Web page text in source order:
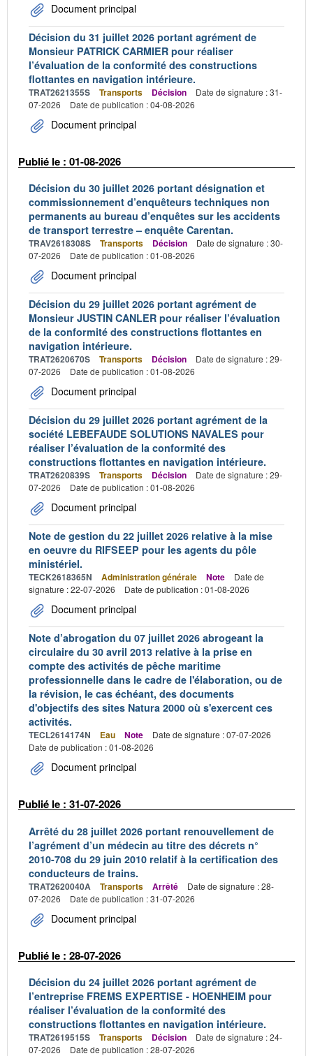
Document principal
Décision du 31 juillet 2026 portant agrément de
Monsieur PATRICK CARMIER pour réaliser
l’évaluation de la conformité des constructions
flottantes en navigation intérieure.
TRAT2621355S Transports Décision
Date de signature : 31-
07-2026
Date de publication : 04-08-2026
Document principal
Publié le : 01-08-2026
Décision du 30 juillet 2026 portant désignation et
commissionnement d’enquêteurs techniques non
permanents au bureau d’enquêtes sur les accidents
de transport terrestre – enquête Carentan.
TRAV2618308S Transports Décision
Date de signature : 30-
07-2026
Date de publication : 01-08-2026
Document principal
Décision du 29 juillet 2026 portant agrément de
Monsieur JUSTIN CANLER pour réaliser l’évaluation
de la conformité des constructions flottantes en
navigation intérieure.
TRAT2620670S Transports Décision
Date de signature : 29-
07-2026
Date de publication : 01-08-2026
Document principal
Décision du 29 juillet 2026 portant agrément de la
société LEBEFAUDE SOLUTIONS NAVALES pour
réaliser l’évaluation de la conformité des
constructions flottantes en navigation intérieure.
TRAT2620839S Transports Décision
Date de signature : 29-
07-2026
Date de publication : 01-08-2026
Document principal
Note de gestion du 22 juillet 2026 relative à la mise
en oeuvre du RIFSEEP pour les agents du pôle
ministériel.
TECK2618365N Administration générale Note
Date de
signature : 22-07-2026
Date de publication : 01-08-2026
Document principal
Note d’abrogation du 07 juillet 2026 abrogeant la
circulaire du 30 avril 2013 relative à la prise en
compte des activités de pêche maritime
professionnelle dans le cadre de l'élaboration, ou de
la révision, le cas échéant, des documents
d'objectifs des sites Natura 2000 où s'exercent ces
activités.
TECL2614174N Eau Note
Date de signature : 07-07-2026
Date de publication : 01-08-2026
Document principal
Publié le : 31-07-2026
Arrêté du 28 juillet 2026 portant renouvellement de
l’agrément d’un médecin au titre des décrets n°
2010-708 du 29 juin 2010 relatif à la certification des
conducteurs de trains.
TRAT2620040A Transports Arrêté
Date de signature : 28-
07-2026
Date de publication : 31-07-2026
Document principal
Publié le : 28-07-2026
Décision du 24 juillet 2026 portant agrément de
l’entreprise FREMS EXPERTISE - HOENHEIM pour
réaliser l’évaluation de la conformité des
constructions flottantes en navigation intérieure.
TRAT2619515S Transports Décision
Date de signature : 24-
07-2026
Date de publication : 28-07-2026